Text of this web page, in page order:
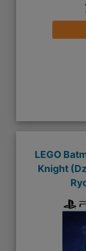
LEGO
Knight